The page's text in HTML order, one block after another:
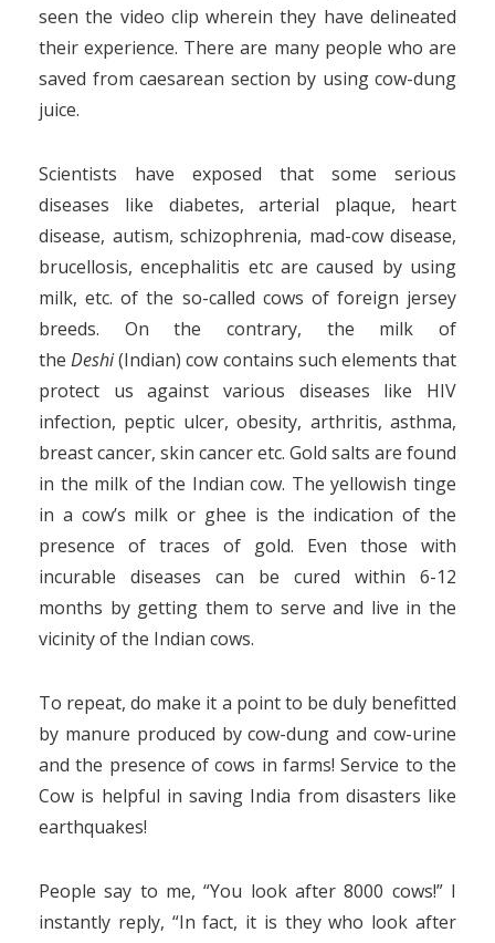
seen the video clip wherein they have delineated
their experience. There are many people who are
saved from caesarean section by using cow-dung
juice.
Scientists have exposed that some serious
diseases like diabetes, arterial plaque, heart
disease, autism, schizophrenia, mad-cow disease,
brucellosis, encephalitis etc are caused by using
milk, etc. of the so-called cows of foreign jersey
breeds. On the contrary, the milk of
theDeshi(Indian) cow contains such elements that
protect us against various diseases like HIV
infection, peptic ulcer, obesity, arthritis, asthma,
breast cancer, skin cancer etc. Gold salts are found
in the milk of the Indian cow. The yellowish tinge
in a cow’s milk or ghee is the indication of the
presence of traces of gold. Even those with
incurable diseases can be cured within 6-12
months by getting them to serve and live in the
vicinity of the Indian cows.
To repeat, do make it a point to be duly benefitted
by manure produced by cow-dung and cow-urine
and the presence of cows in farms! Service to the
Cow is helpful in saving India from disasters like
earthquakes!
People say to me, “You look after 8000 cows!” I
instantly reply, “In fact, it is they who look after